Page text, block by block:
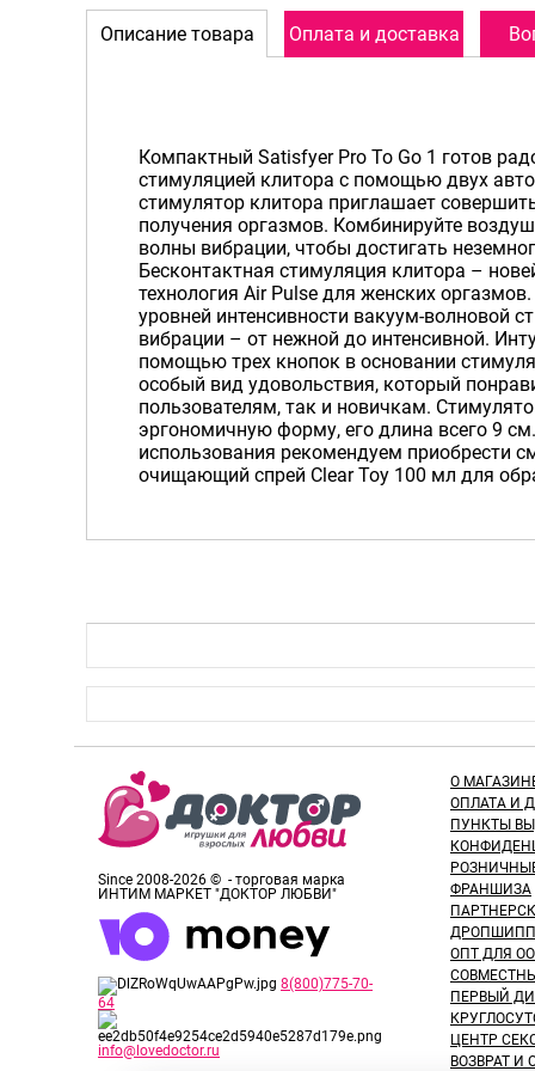
Описание товара Оплата и доставка
Компактный Satisfyer Pro To Go 1 готов
стимуляцией клитора с помощью двух
стимулятор клитора приглашает
получения оргазмов. Комбинируйте
волны вибрации, чтобы достигать
Бесконтактная стимуляция клитора –
технология Air Pulse для женских
уровней интенсивности вакуум-волновой
вибрации – от нежной до интенсивной.
помощью трех кнопок в основании
особый вид удовольствия, который
пользователям, так и новичкам.
эргономичную форму, его длина всего 9
использования рекомендуем приобрести
очищающий спрей Clear Toy 100 мл для
Since 2008-2026 © - торговая марка
ИНТИМ МАРКЕТ "ДОКТОР ЛЮБВИ"
8(800)775-70-
64
info@lovedoctor.ru
О
ОПЛАТА И
ПУНКТЫ
ФРАНШИЗА
ОПТ ДЛЯ
ПЕРВЫЙ
ЦЕНТР
ВОЗВРАТ И